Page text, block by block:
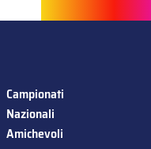
Campionati
Nazionali
Amichevoli